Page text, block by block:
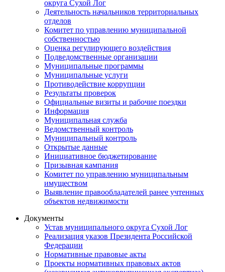
округа Сухой Лог
Деятельность начальников территориальных
отделов
Комитет по управлению муниципальной
собственностью
Оценка регулирующего воздействия
Подведомственные организации
Муниципальные программы
Муниципальные услуги
Противодействие коррупции
Результаты проверок
Официальные визиты и рабочие поездки
Информация
Муниципальная служба
Ведомственный контроль
Муниципальный контроль
Открытые данные
Инициативное бюджетирование
Призывная кампания
Комитет по управлению муниципальным
имуществом
Выявление правообладателей ранее учтенных
объектов недвижимости
Документы
Устав муниципального округа Сухой Лог
Реализация указов Президента Российской
Федерации
Нормативные правовые акты
Проекты нормативных правовых актов